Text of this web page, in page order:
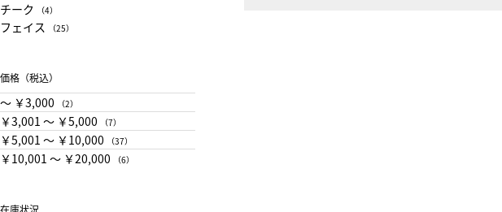
チーク （4）
フェイス （25）
価格（税込）
〜 ￥3,000 （2）
￥3,001 〜 ￥5,000 （7）
￥5,001 〜 ￥10,000 （37）
￥10,001 〜 ￥20,000 （6）
在庫状況